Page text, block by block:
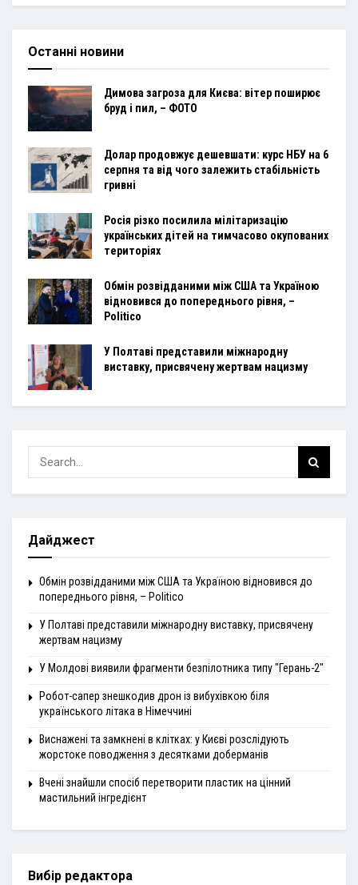
Останні новини
Димова загроза для Києва: вітер поширює
бруд і пил, – ФОТО
Долар продовжує дешевшати: курс НБУ на 6
серпня та від чого залежить стабільність
гривні
Росія різко посилила мілітаризацію
українських дітей на тимчасово окупованих
територіях
Обмін розвідданими між США та Україною
відновився до попереднього рівня, –
Politico
У Полтаві представили міжнародну
виставку, присвячену жертвам нацизму
Дайджест
Обмін розвідданими між США та Україною відновився до
попереднього рівня, – Politico
У Полтаві представили міжнародну виставку, присвячену
жертвам нацизму
У Молдові виявили фрагменти безпілотника типу "Герань-2"
Робот-сапер знешкодив дрон із вибухівкою біля
українського літака в Німеччині
Виснажені та замкнені в клітках: у Києві розслідують
жорстоке поводження з десятками доберманів
Вчені знайшли спосіб перетворити пластик на цінний
мастильний інгредієнт
Вибір редактора